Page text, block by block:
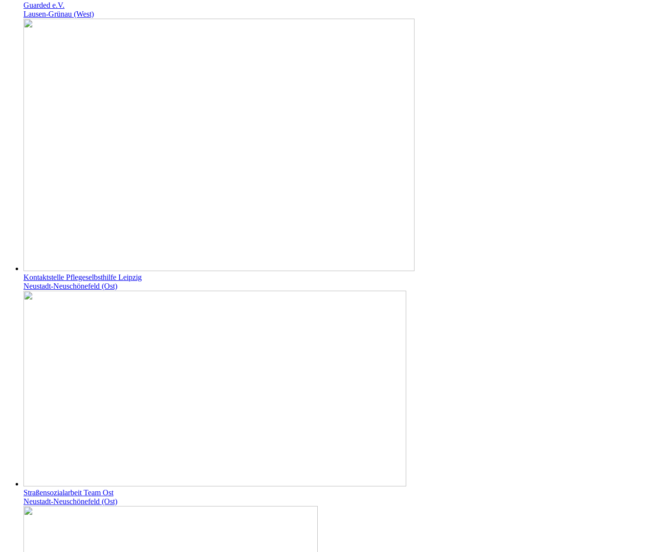
Guarded e.V.
Lausen-Grünau (West)
Kontaktstelle Pflegeselbsthilfe Leipzig
Neustadt-Neuschönefeld (Ost)
Straßensozialarbeit Team Ost
Neustadt-Neuschönefeld (Ost)